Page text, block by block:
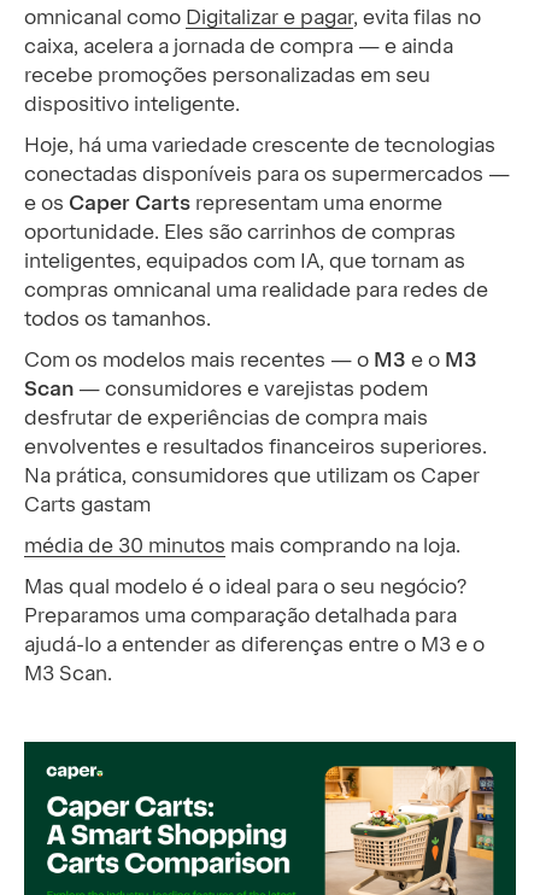
omnicanal como Digitalizar e pagar, evita filas no
caixa, acelera a jornada de compra — e ainda
recebe promoções personalizadas em seu
dispositivo inteligente.
Hoje, há uma variedade crescente de tecnologias
conectadas disponíveis para os supermercados —
e os Caper Carts representam uma enorme
oportunidade. Eles são carrinhos de compras
inteligentes, equipados com IA, que tornam as
compras omnicanal uma realidade para redes de
todos os tamanhos.
Com os modelos mais recentes — o M3 e o M3
Scan — consumidores e varejistas podem
desfrutar de experiências de compra mais
envolventes e resultados financeiros superiores.
Na prática, consumidores que utilizam os Caper
Carts gastam
média de 30 minutos mais comprando na loja.
Mas qual modelo é o ideal para o seu negócio?
Preparamos uma comparação detalhada para
ajudá-lo a entender as diferenças entre o M3 e o
M3 Scan.